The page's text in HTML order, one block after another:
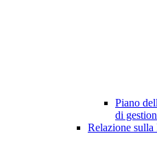
Piano
di
Relazione sulla